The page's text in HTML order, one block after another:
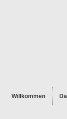
Willkommen